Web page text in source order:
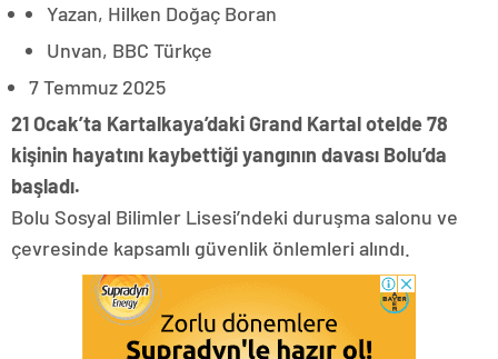
Yazan, Hilken Doğaç Boran
Unvan, BBC Türkçe
7 Temmuz 2025
21 Ocak’ta Kartalkaya’daki Grand Kartal otelde 78
kişinin hayatını kaybettiği yangının davası Bolu’da
başladı.
Bolu Sosyal Bilimler Lisesi’ndeki duruşma salonu ve
çevresinde kapsamlı güvenlik önlemleri alındı.